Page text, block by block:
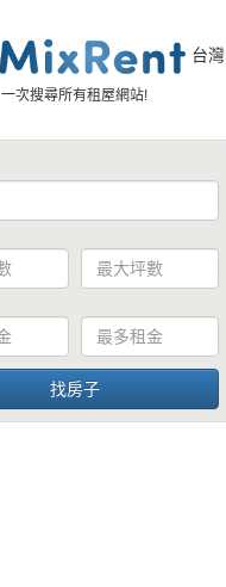
台灣
一次搜尋所有租屋網站!